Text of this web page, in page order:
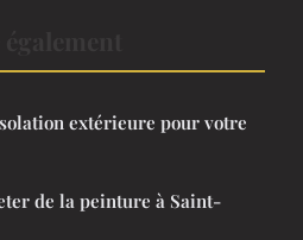
extérieure pour votre
de la peinture à Saint-